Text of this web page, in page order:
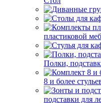
пластиковой
Полки,
8 и более
подставки для